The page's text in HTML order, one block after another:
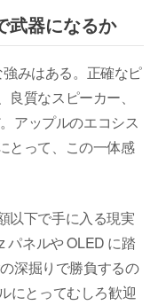
武器になるか
みはある。正確なピ
質なスピーカー、
アップルのエコシス
とって、この一体感
以下で手に入る現実
パネルや OLED に踏
深掘りで勝負するの
にとってむしろ歓迎